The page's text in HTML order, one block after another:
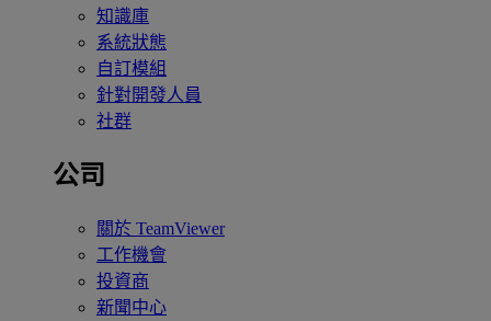
知識庫
系統狀態
自訂模組
針對開發人員
社群
公司
關於 TeamViewer
工作機會
投資商
新聞中心